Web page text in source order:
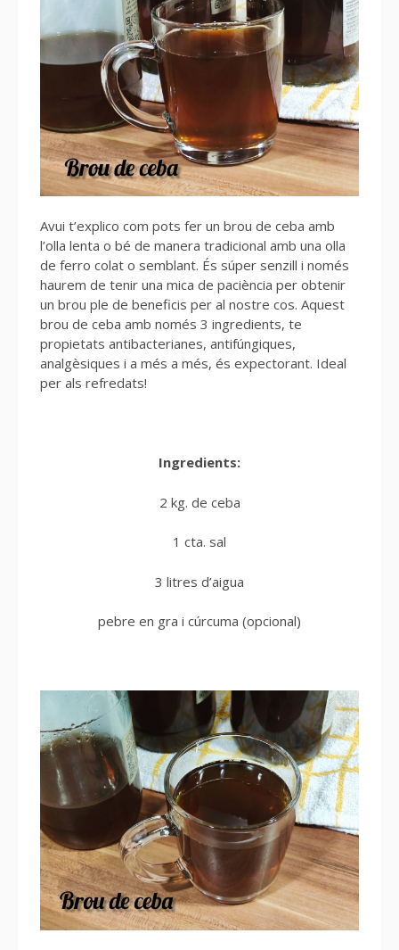
Avui t’explico com pots fer un brou de ceba amb
l’olla lenta o bé de manera tradicional amb una olla
de ferro colat o semblant. És súper senzill i només
haurem de tenir una mica de paciència per obtenir
un brou ple de beneficis per al nostre cos. Aquest
brou de ceba amb només 3 ingredients, te
propietats antibacterianes, antifúngiques,
analgèsiques i a més a més, és expectorant. Ideal
per als refredats!
Ingredients:
2 kg. de ceba
1 cta. sal
3 litres d’aigua
pebre en gra i cúrcuma (opcional)